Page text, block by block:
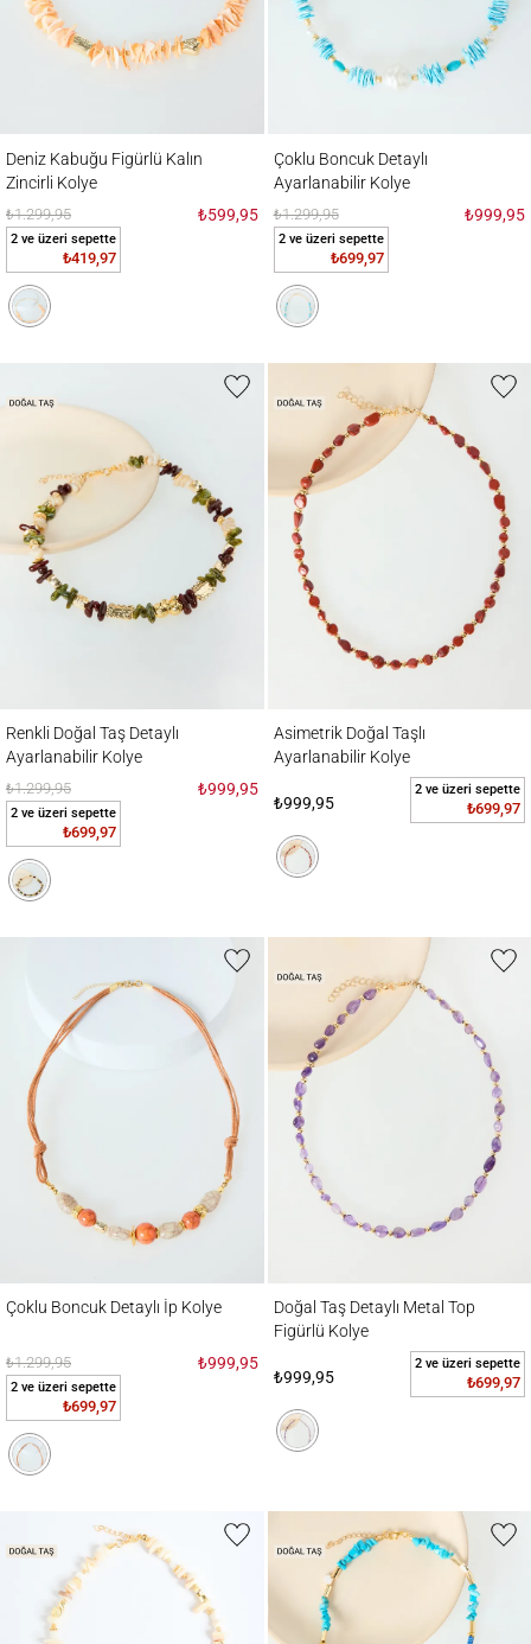
Deniz Kabuğu Figürlü Kalın
Zincirli Kolye
₺1.299,95 ₺599,95
2 ve üzeri sepette
₺419,97
Çoklu Boncuk Detaylı
Ayarlanabilir Kolye
₺1.299,95 ₺999,95
2 ve üzeri sepette
₺699,97
Renkli Doğal Taş Detaylı
Ayarlanabilir Kolye
₺1.299,95 ₺999,95
2 ve üzeri sepette
₺699,97
Asimetrik Doğal Taşlı
Ayarlanabilir Kolye
₺999,95
2 ve üzeri sepette
₺699,97
Çoklu Boncuk Detaylı İp Kolye
₺1.299,95 ₺999,95
2 ve üzeri sepette
₺699,97
Doğal Taş Detaylı Metal Top
Figürlü Kolye
₺999,95
2 ve üzeri sepette
₺699,97